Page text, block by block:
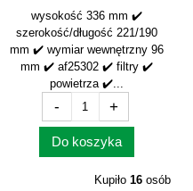
wysokość 336 mm ✔️
szerokość/długość 221/190
mm ✔️ wymiar wewnętrzny 96
mm ✔️ af25302 ✔️ filtry ✔️
powietrza ✔️...
- +
Do koszyka
Kupiło 16 osób